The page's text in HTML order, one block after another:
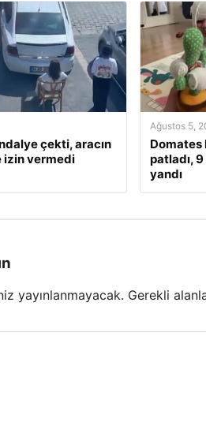
çekti, aracın
izin vermedi
Ağustos 5,
patladı,
yandı
yayınlanmayacak. Gerekli